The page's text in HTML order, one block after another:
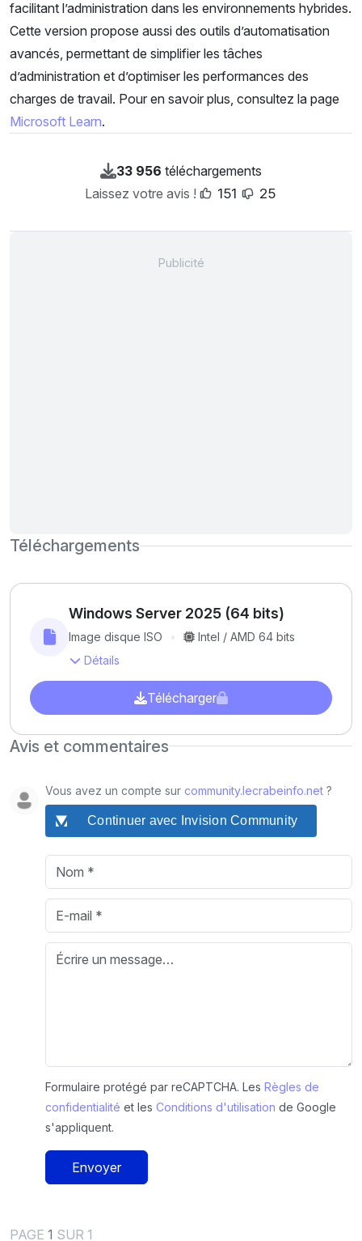
facilitant l’administration dans les environnements hybrides.
Cette version propose aussi des outils d’automatisation
avancés, permettant de simplifier les tâches
d’administration et d’optimiser les performances des
charges de travail. Pour en savoir plus, consultez la page
Microsoft Learn.
33 956 téléchargements
Laissez votre avis !
151 25
Téléchargements
Windows Server 2025 (64 bits)
Image disque ISO
Intel / AMD 64 bits
Détails
Télécharger
Avis et commentaires
Vous avez un compte sur community.lecrabeinfo.net ?
Continuer avec Invision Community
Formulaire protégé par reCAPTCHA. Les Règles de
confidentialité et les Conditions d'utilisation de Google
s'appliquent.
Envoyer
PAGE 1 SUR 1